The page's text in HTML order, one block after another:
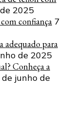
2025
confiança 7
adequado para
de 2025
Conheça a
de junho de